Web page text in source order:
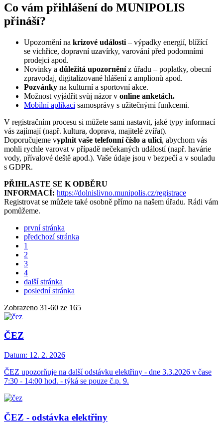
Co vám přihlášení do MUNIPOLIS
přináší?
Upozornění na krizové události – výpadky energií, blížící
se vichřice, dopravní uzavírky, varování před podomními
prodejci apod.
Novinky a důležitá upozorněníz úřadu – poplatky, obecní
zpravodaj, digitalizované hlášení z amplionů apod.
Pozvánky na kulturní a sportovní akce.
Možnost vyjádřit svůj názor v online anketách.
Mobilní aplikaci samosprávy s užitečnými funkcemi.
V registračním procesu si můžete sami nastavit, jaké typy informací
vás zajímají (např. kultura, doprava, majitelé zvířat).
Doporučujeme vyplnit vaše telefonní číslo a ulici, abychom vás
mohli rychle varovat v případě nečekaných událostí (např. havárie
vody, přívalové deště apod.). Vaše údaje jsou v bezpečí a v souladu
s GDPR.
PŘIHLASTE SE K ODBĚRU
INFORMACÍ: https://dolnislivno.munipolis.cz/registrace
Registrovat se můžete také osobně přímo na našem úřadu. Rádi vám
pomůžeme.
první stránka
předchozí stránka
1
2
3
4
další stránka
poslední stránka
Zobrazeno 31-60 ze 165
ČEZ
Datum: 12. 2. 2026
ČEZ upozorňuje na další odstávku elektřiny - dne 3.3.2026 v čase
7:30 - 14:00 hod. - týká se pouze č.p. 9.
ČEZ - odstávka elektřiny